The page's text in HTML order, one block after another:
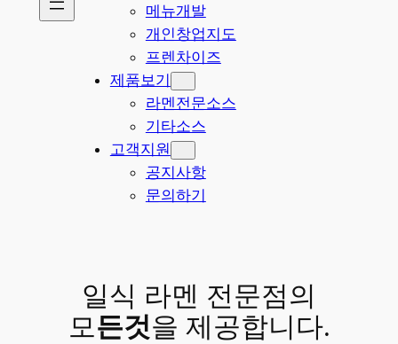
메뉴개발
개인창업지도
프렌차이즈
제품보기
라멘전문소스
기타소스
고객지원
공지사항
문의하기
일식 라멘 전문점의
모든것을 제공합니다.